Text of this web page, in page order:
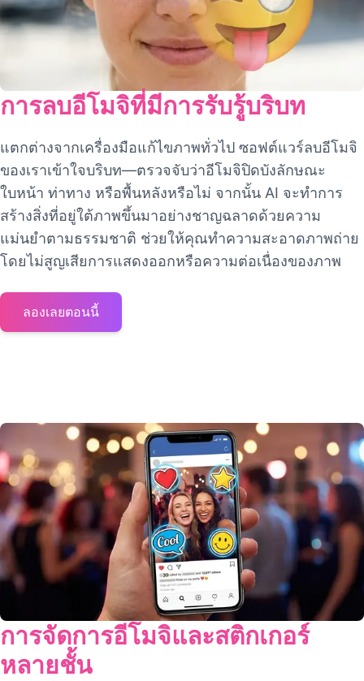
การลบอีโมจิที่มีการรับรู้บริบท
แตกต่างจากเครื่องมือแก้ไขภาพทั่วไป ซอฟต์แวร์ลบอีโมจิ
ของเราเข้าใจบริบท—ตรวจจับว่าอีโมจิปิดบังลักษณะ
ใบหน้า ท่าทาง หรือพื้นหลังหรือไม่ จากนั้น AI จะทำการ
สร้างสิ่งที่อยู่ใต้ภาพขึ้นมาอย่างชาญฉลาดด้วยความ
แม่นยำตามธรรมชาติ ช่วยให้คุณทำความสะอาดภาพถ่าย
โดยไม่สูญเสียการแสดงออกหรือความต่อเนื่องของภาพ
ลองเลยตอนนี้
การจัดการอีโมจิและสติกเกอร์
หลายชั้น